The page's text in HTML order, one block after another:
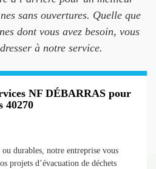
sans ouvertures. Quelle que
dont vous avez besoin, vous
à notre service.
NF DÉBARRAS pour
40270
durables, notre entreprise vous
projets d’évacuation de déchets